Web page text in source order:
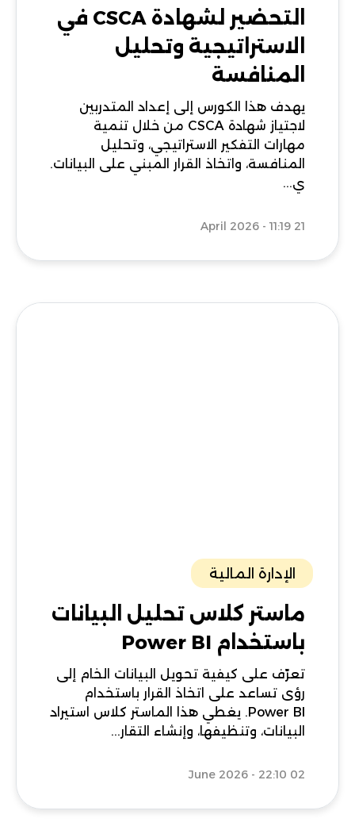
التحضير لشهادة CSCA في
الاستراتيجية وتحليل
المنافسة
يهدف هذا الكورس إلى إعداد المتدربين
لاجتياز شهادة CSCA من خلال تنمية
مهارات التفكير الاستراتيجي، وتحليل
المنافسة، واتخاذ القرار المبني على البيانات.
ي...
21 April 2026 - 11:19
الإدارة المالية
ماستر كلاس تحليل البيانات
باستخدام Power BI
تعرّف على كيفية تحويل البيانات الخام إلى
رؤى تساعد على اتخاذ القرار باستخدام
Power BI. يغطي هذا الماستر كلاس استيراد
البيانات، وتنظيفها، وإنشاء التقار...
02 June 2026 - 22:10